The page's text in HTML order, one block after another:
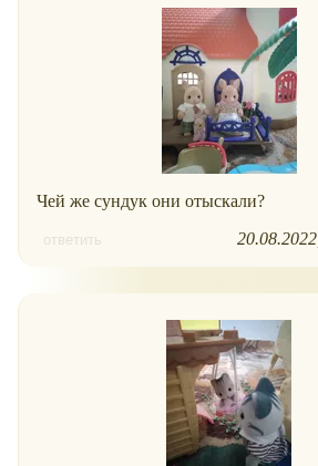
Чей же сундук они отыскали?
ответить 20.08.2022